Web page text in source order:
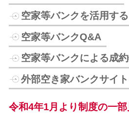
空家等バンクを活用す
空家等バンクQ&A
空家等バンクによる成
外部空き家バンクサイト
令和4年1月より制度の一